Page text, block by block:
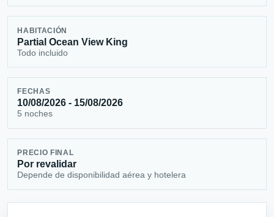
HABITACIÓN
Partial Ocean View King
Todo incluido
FECHAS
10/08/2026 - 15/08/2026
5 noches
PRECIO FINAL
Por revalidar
Depende de disponibilidad aérea y hotelera